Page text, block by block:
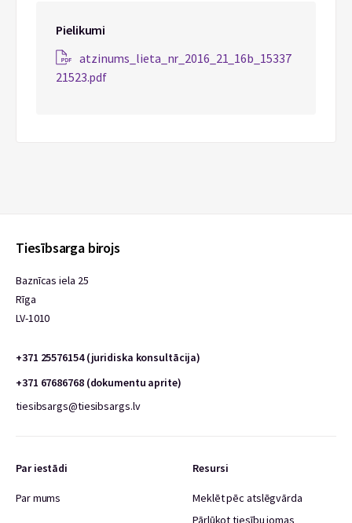
Pielikumi
atzinums_lieta_nr_2016_21_16b_15337
21523.pdf
Tiesībsarga birojs
Baznīcas iela 25
Rīga
LV-1010
+371 25576154 (juridiska konsultācija)
+371 67686768 (dokumentu aprite)
tiesibsargs@tiesibsargs.lv
Par iestādi
Par mums
Resursi
Meklēt pēc atslēgvārda
Pārlūkot tiesību jomas